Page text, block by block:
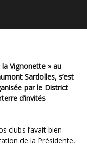
Vignonette » au
Sardolles, s’est
par le District
d’invités
de la Présidente.